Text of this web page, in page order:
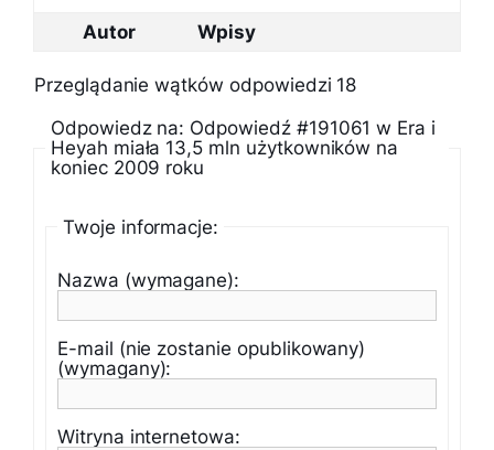
Autor
Wpisy
Przeglądanie wątków odpowiedzi 18
Odpowiedz na: Odpowiedź #191061 w Era i
Heyah miała 13,5 mln użytkowników na
koniec 2009 roku
Twoje informacje:
Nazwa (wymagane):
E-mail (nie zostanie opublikowany)
(wymagany):
Witryna internetowa: